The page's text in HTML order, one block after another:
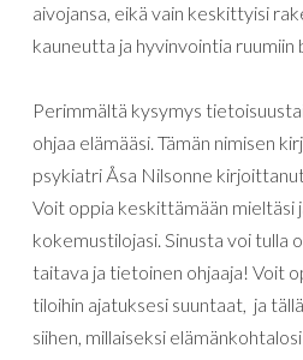
aivojansa, eikä vain keskittyisi
kauneutta ja hyvinvointia ruumiin
Perimmältä kysymys
ohjaa elämääsi. Tämän nimisen
psykiatri Åsa Nilsonne
Voit oppia keskittämään mieltäsi
kokemustilojasi. Sinusta voi tulla
taitava ja tietoinen ohjaaja! Voit
tiloihin ajatuksesi suuntaat, ja tällä
siihen, millaiseksi elämänkohtalosi